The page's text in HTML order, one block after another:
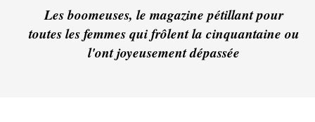
Les boomeuses, le magazine pétillant pour
toutes les femmes qui frôlent la cinquantaine ou
l'ont joyeusement dépassée